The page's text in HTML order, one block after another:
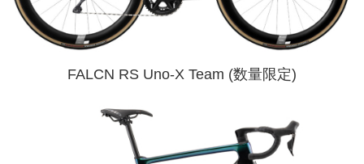
FALCN RS Uno-X Team (数量限定)